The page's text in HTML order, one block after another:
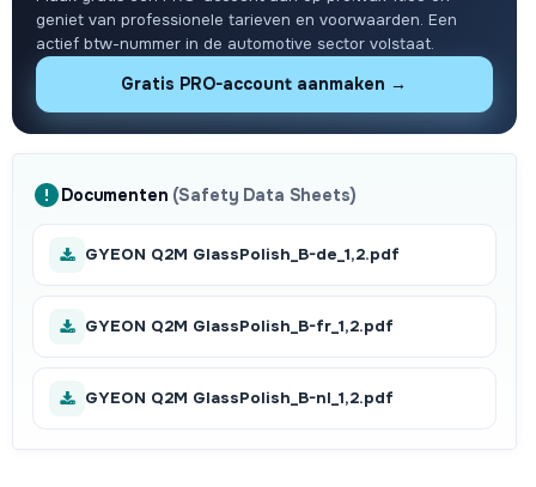
geniet van professionele tarieven en voorwaarden. Een
actief btw-nummer in de automotive sector volstaat.
Gratis PRO-account aanmaken →
Documenten (Safety Data Sheets)
GYEON Q2M GlassPolish_B-de_1,2.pdf
GYEON Q2M GlassPolish_B-fr_1,2.pdf
GYEON Q2M GlassPolish_B-nl_1,2.pdf